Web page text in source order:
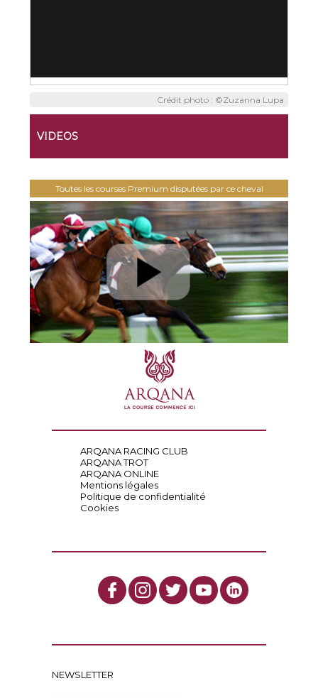
Crédit photo : ©Zuzanna Lupa
VIDEOS
Toutes les courses Premium disputées par ce cheval
ARQANA RACING CLUB
ARQANA TROT
ARQANA ONLINE
Mentions légales
Politique de confidentialité
Cookies
NEWSLETTER